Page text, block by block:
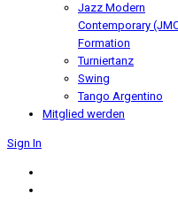
Jazz Modern
Contemporary
Formation
Turniertanz
Swing
Tango Argentino
Mitglied werden
Sign In